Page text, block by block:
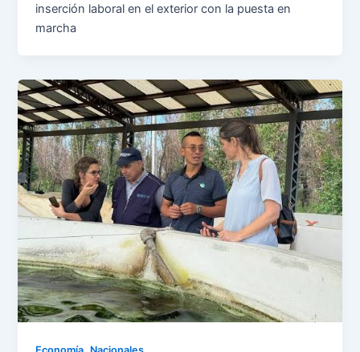
inserción laboral en el exterior con la puesta en
marcha